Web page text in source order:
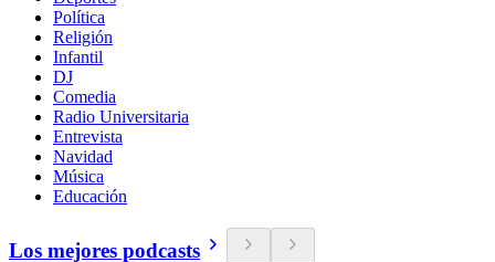
Política
Religión
Infantil
DJ
Comedia
Radio Universitaria
Entrevista
Navidad
Música
Educación
Los mejores podcasts